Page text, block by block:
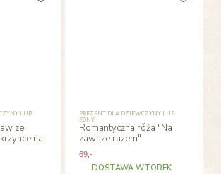
LUB
ze
na
PREZENT DLA DZIEWCZYNY LUB
ŻONY
Romantyczna róża "Na
zawsze razem"
69 ,-
DOSTAWA WTOREK